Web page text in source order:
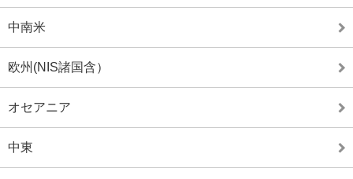
中南米
欧州(NIS諸国含）
オセアニア
中東